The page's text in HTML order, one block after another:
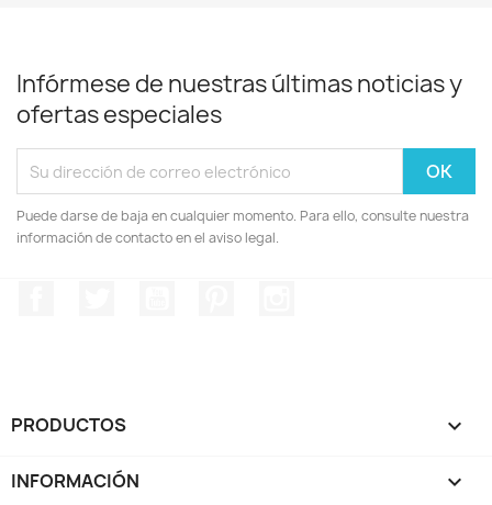
Infórmese de nuestras últimas noticias y
ofertas especiales
Puede darse de baja en cualquier momento. Para ello, consulte nuestra
información de contacto en el aviso legal.
PRODUCTOS 
INFORMACIÓN 